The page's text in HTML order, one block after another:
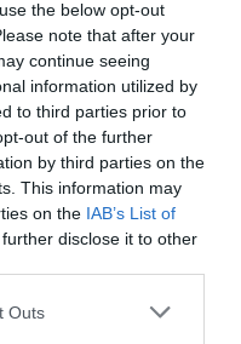
the below opt-out
note that after your
continue seeing
information utilized by
to third parties prior to
out of the further
by third parties on the
This information may
on the IAB’s List of
disclose it to other
Outs
en patrocinio. En él
el tema que ha
además de ofrecer un
de patrocinio
en los
directores/as de las
apuntarte gratis
preferida de Google
noticias de actualidad.